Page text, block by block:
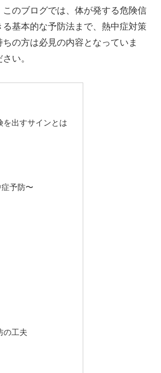
のブログでは、体が発する危険信
基本的な予防法まで、熱中症対策
の方は必見の内容となっていま
い。
を出すサインとは
予防〜
の工夫